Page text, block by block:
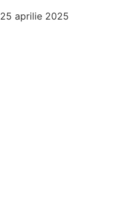
25 aprilie 2025